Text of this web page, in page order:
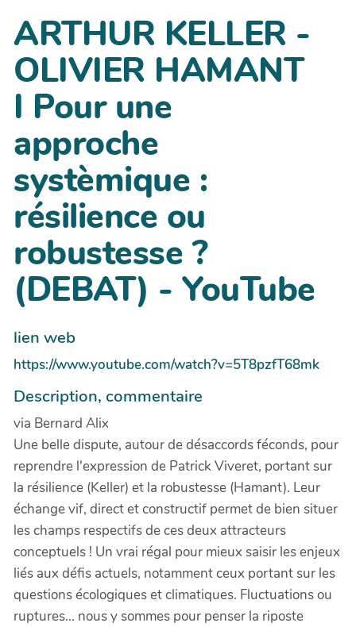
ARTHUR KELLER -
OLIVIER HAMANT
I Pour une
approche
systèmique :
résilience ou
robustesse ?
(DEBAT) - YouTube
lien web
https://www.youtube.com/watch?v=5T8pzfT68mk
Description, commentaire
via Bernard Alix
Une belle dispute, autour de désaccords féconds, pour
reprendre l'expression de Patrick Viveret, portant sur
la résilience (Keller) et la robustesse (Hamant). Leur
échange vif, direct et constructif permet de bien situer
les champs respectifs de ces deux attracteurs
conceptuels ! Un vrai régal pour mieux saisir les enjeux
liés aux défis actuels, notamment ceux portant sur les
questions écologiques et climatiques. Fluctuations ou
ruptures... nous y sommes pour penser la riposte